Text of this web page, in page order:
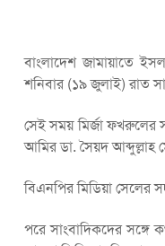
বাংলাদেশ জামায়াতে
শনিবার (১৯ জুলাই) রাত
সেই সময় মির্জা ফখরুলের
আমির ডা. সৈয়দ আব্দুল্লাহ
বিএনপির মিডিয়া সেলের
পরে সাংবাদিকদের সঙ্গে